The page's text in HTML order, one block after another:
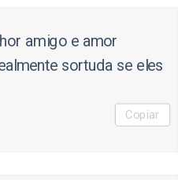
amigo e amor
sortuda se eles
Copiar